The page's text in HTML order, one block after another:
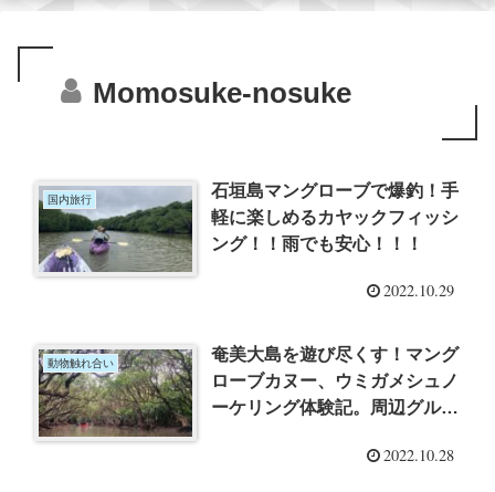
Momosuke-nosuke
国内旅行
石垣島マングローブで爆釣！手
軽に楽しめるカヤックフィッシ
ング！！雨でも安心！！！
2022.10.29
動物触れ合い
奄美大島を遊び尽くす！マング
ローブカヌー、ウミガメシュノ
ーケリング体験記。周辺グルメ
2022.10.28